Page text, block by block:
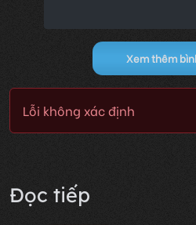
Xem thêm
Lỗi không xác định
Đọc tiếp